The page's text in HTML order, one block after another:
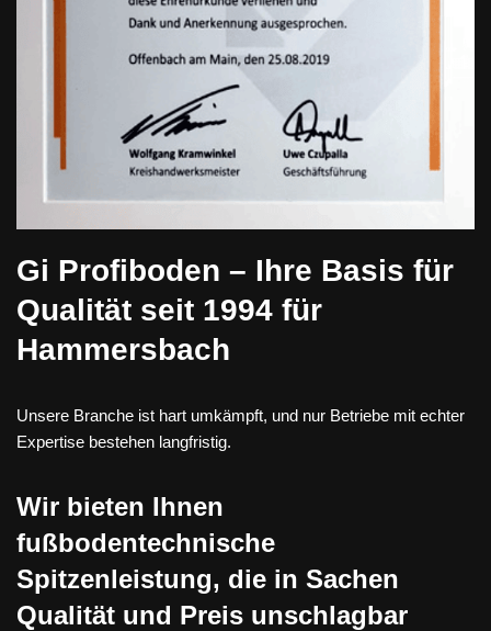
Gi Profiboden – Ihre Basis für
Qualität seit 1994 für
Hammersbach
Unsere Branche ist hart umkämpft, und nur Betriebe mit echter
Expertise bestehen langfristig.
Wir bieten Ihnen
fußbodentechnische
Spitzenleistung, die in Sachen
Qualität und Preis unschlagbar